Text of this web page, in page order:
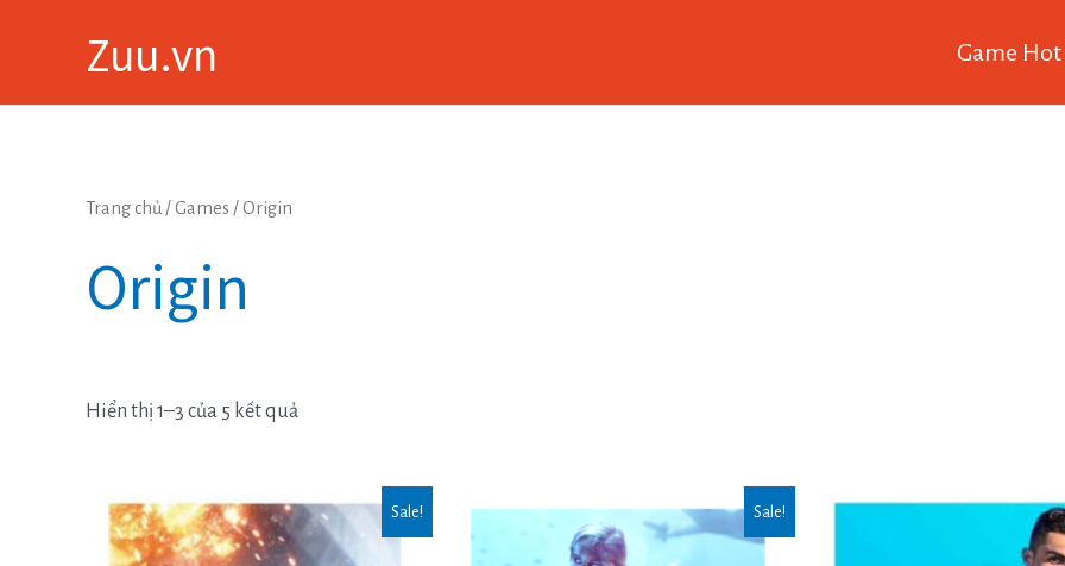
Zuu.vn Game Hot
Trang chủ /Games / Origin
Origin
Hiển thị 1–3 của 5 kết quả
Sale! Sale!